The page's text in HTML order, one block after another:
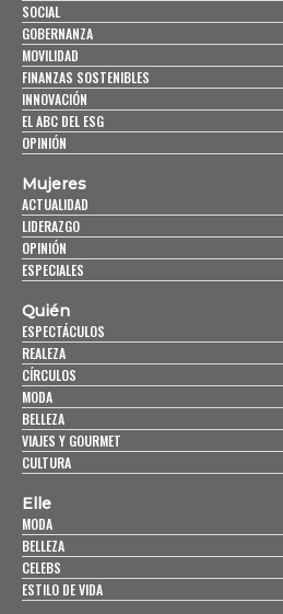
SOCIAL
GOBERNANZA
MOVILIDAD
FINANZAS SOSTENIBLES
INNOVACIÓN
EL ABC DEL ESG
OPINIÓN
Mujeres
ACTUALIDAD
LIDERAZGO
OPINIÓN
ESPECIALES
Quién
ESPECTÁCULOS
REALEZA
CÍRCULOS
MODA
BELLEZA
VIAJES Y GOURMET
CULTURA
Elle
MODA
BELLEZA
CELEBS
ESTILO DE VIDA